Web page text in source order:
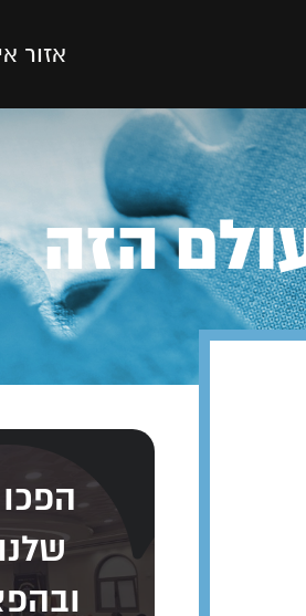
אזור
הזה